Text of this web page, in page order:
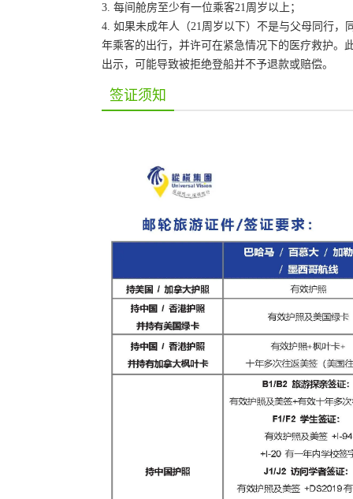
3. 每间舱房至少有一位乘客21周岁以上；
4. 如果未成年人（21周岁以下）不是与父母同行
年乘客的出行，并许可在紧急情况下的医疗救护。
出示，可能导致被拒绝登船并不予退款或赔偿。
签证须知